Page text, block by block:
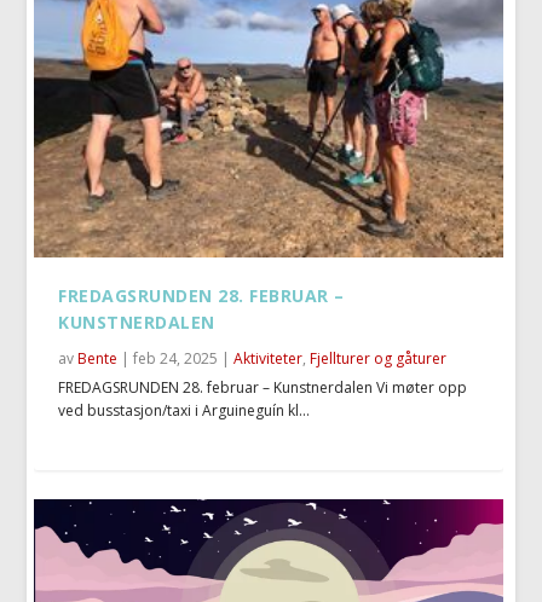
FREDAGSRUNDEN 28. FEBRUAR –
KUNSTNERDALEN
avBente |feb 24, 2025 |Aktiviteter,Fjellturer og gåturer
FREDAGSRUNDEN 28. februar – Kunstnerdalen Vi møter opp
ved busstasjon/taxi i Arguineguín kl...